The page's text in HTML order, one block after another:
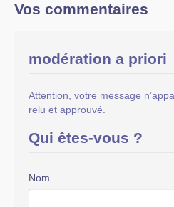
Vos commentaires
modération a priori
Attention, votre message
relu et approuvé.
Qui êtes-vous ?
Nom